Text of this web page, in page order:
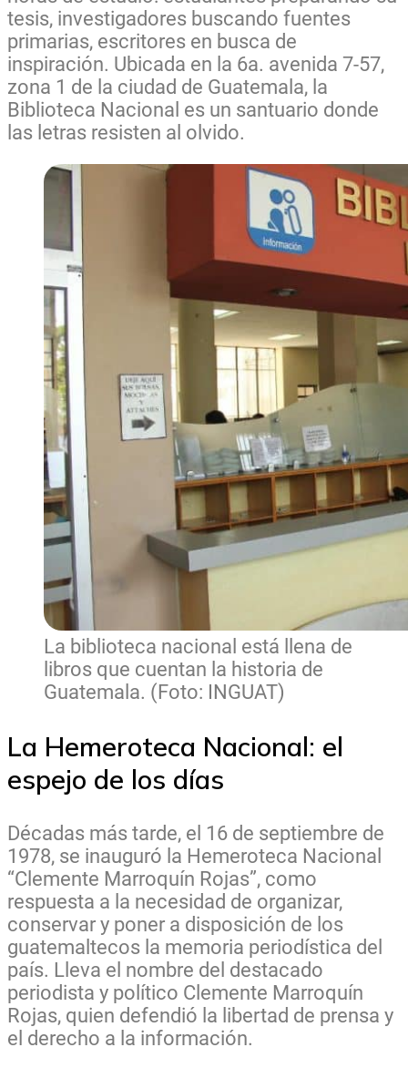
tesis, investigadores buscando fuentes
primarias, escritores en busca de
inspiración. Ubicada en la 6a. avenida 7-57,
zona 1 de la ciudad de Guatemala, la
Biblioteca Nacional es un santuario donde
las letras resisten al olvido.
La biblioteca nacional está llena de
libros que cuentan la historia de
Guatemala. (Foto: INGUAT)
La Hemeroteca Nacional: el
espejo de los días
Décadas más tarde, el 16 de septiembre de
1978, se inauguró la Hemeroteca Nacional
“Clemente Marroquín Rojas”, como
respuesta a la necesidad de organizar,
conservar y poner a disposición de los
guatemaltecos la memoria periodística del
país. Lleva el nombre del destacado
periodista y político Clemente Marroquín
Rojas, quien defendió la libertad de prensa y
el derecho a la información.